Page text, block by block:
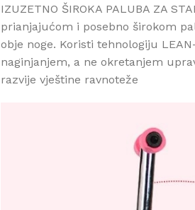
IZUZETNO ŠIROKA PALUBA ZA
prianjajućom i posebno širokom
obje noge. Koristi tehnologiju
naginjanjem, a ne okretanjem
razvije vještine ravnoteže